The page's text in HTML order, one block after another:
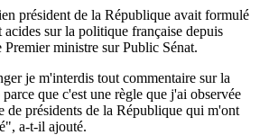
président de la République avait formulé
acides sur la politique française depuis
ministre sur Public Sénat.
je m'interdis tout commentaire sur la
que c'est une règle que j'ai observée
de présidents de la République qui m'ont
a-t-il ajouté.